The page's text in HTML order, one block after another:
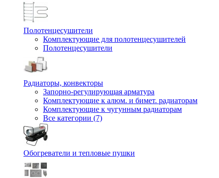
Полотенцесушители
Комплектующие для полотенцесушителей
Полотенцесушители
Радиаторы, конвекторы
Запорно-регулирующая арматура
Комплектующие к алюм. и бимет. радиаторам
Комплектующие к чугунным радиаторам
Все категории (7)
Обогреватели и тепловые пушки